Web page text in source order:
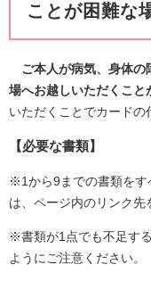
ことが困難な
ご本人が病気、身体
場へお越しいただくこと
いただくことでカードの
【必要な書類】
※1から9までの書類をす
は、ページ内のリンク先
※書類が1点でも不足す
ようにご注意ください。